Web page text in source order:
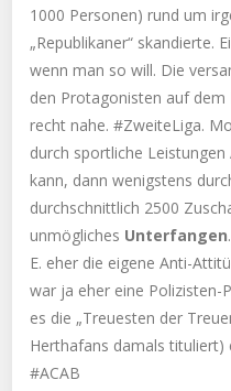
1000 Personen) rund um
„Republikaner“ skandierte.
wenn man so will. Die
den Protagonisten auf dem
recht nahe. #ZweiteLiga.
durch sportliche
kann, dann wenigstens
durchschnittlich 2500
unmögliches Unterfangen
E. eher die eigene Anti-
war ja eher eine Polizisten-
es die „Treuesten der
Herthafans damals tituliert)
#ACAB